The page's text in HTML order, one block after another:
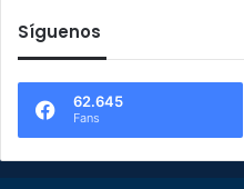
Síguenos
62.645
Fans